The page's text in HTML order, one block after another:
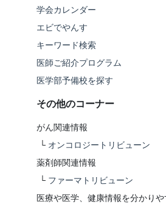
学会カレンダー
エビでやんす
キーワード検索
医師ご紹介プログラム
医学部予備校を探す
その他のコーナー
がん関連情報
└ オンコロジートリビューン
薬剤師関連情報
└ ファーマトリビューン
医療や医学、健康情報を分かり